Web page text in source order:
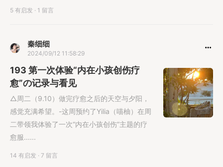
5 有启发 · 1 留言
秦细细
2024/09/12 11:58:29
193 第一次体验“内在小孩创伤疗
愈”の记录与看见
△周二（9.10）做完疗愈之后的天空与夕阳，
感觉充满希望。-这周预约了Yilia（喵柚）在周
二带领我体验了一次“内在小孩创伤”主题的疗
愈服......
14 有启发 · 7 留言